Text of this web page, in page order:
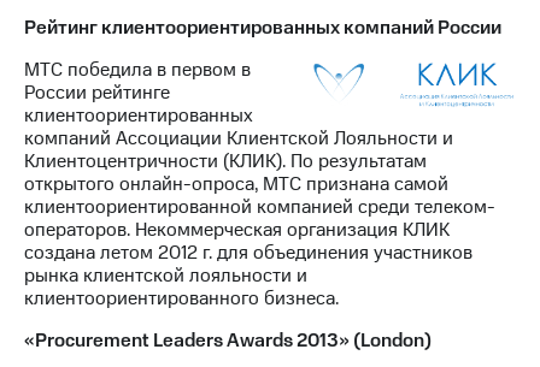
Рейтинг клиентоориентированных компаний России
МТС победила в первом в
России рейтинге
клиентоориентированных
компаний Ассоциации Клиентской Лояльности и
Клиентоцентричности (КЛИК). По результатам
открытого онлайн-опроса, МТС признана самой
клиентоориентированной компанией среди телеком-
операторов. Некоммерческая организация КЛИК
создана летом 2012 г. для объединения участников
рынка клиентской лояльности и
клиентоориентированного бизнеса.
«Procurement Leaders Awards 2013» (London)